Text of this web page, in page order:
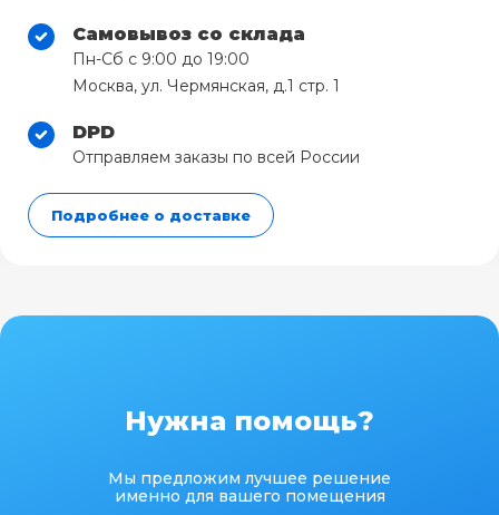
Самовывоз со склада
Пн-Сб с 9:00 до 19:00
Москва, ул. Чермянская, д.1 стр. 1
DPD
Отправляем заказы по всей России
Подробнее о доставке
Нужна помощь?
Мы предложим лучшее решение
именно для вашего помещения